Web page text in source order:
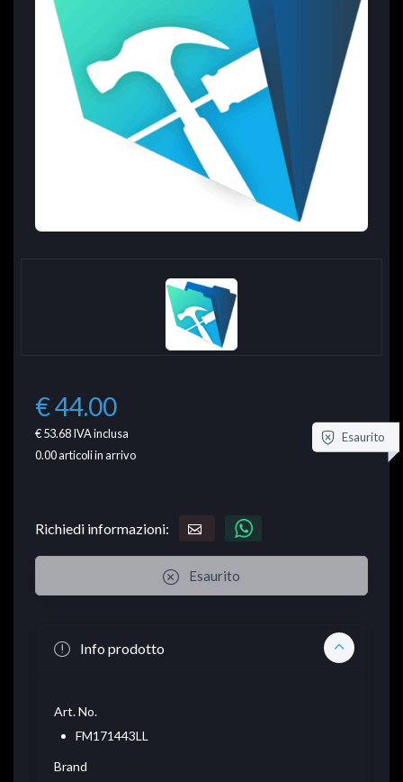
€ 44.00
€ 53.68IVA inclusa
0.00articoli in arrivo
Esaurito
Richiedi informazioni:
Esaurito
Info prodotto
Art. No.
FM171443LL
Brand